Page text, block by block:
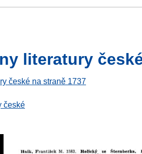
literatury
české na straně 1737
české